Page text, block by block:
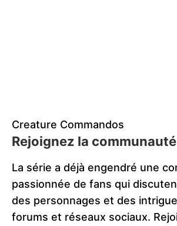
Creature Commandos
Rejoignez la
La série a déjà engendré une
passionnée de fans qui
des personnages et des
forums et réseaux sociaux.